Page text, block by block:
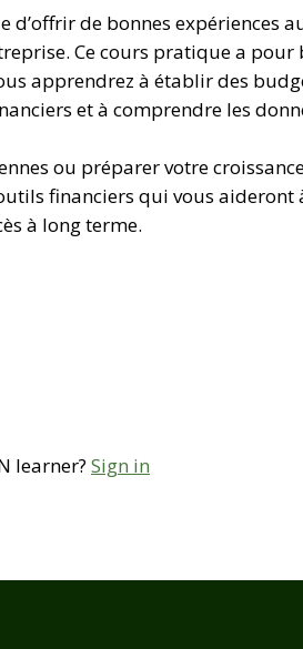
de bonnes expériences
Ce cours pratique a pour
apprendrez à établir des
et à comprendre les
ou préparer votre
financiers qui vous aideront
à long terme.
learner? Sign in